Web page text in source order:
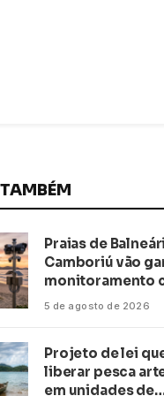
Praias de
Camboriú vão
monitoramento
inteligência
5 de agosto de 2026
Projeto de lei
liberar pesca
em unidades de